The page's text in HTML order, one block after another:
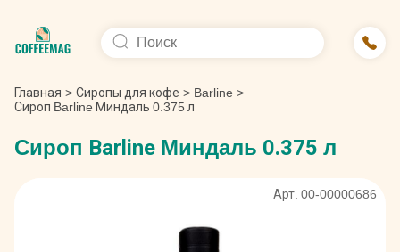
Главная > Сиропы для кофе > Barline >
Сироп Barline Миндаль 0.375 л
Сироп Barline Миндаль 0.375 л
Арт. 00-00000686